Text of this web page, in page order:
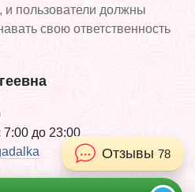
и пользователи должны
свою ответственность
до 23:00
Отзывы 78